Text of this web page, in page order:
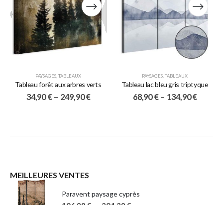
PAYSAGES,TABLEAUX
Tableau forêt aux arbres verts
34,90€ – 249,90€
PAYSAGES,TABLEAUX
Tableau lac bleu gris triptyque
68,90€ – 134,90€
MEILLEURES VENTES
Paravent paysage cyprès